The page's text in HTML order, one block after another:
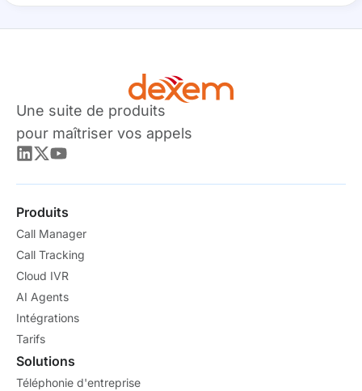
Une suite de produits
pour maîtriser vos appels
Produits
Call Manager
Call Tracking
Cloud IVR
AI Agents
Intégrations
Tarifs
Solutions
Téléphonie d'entreprise